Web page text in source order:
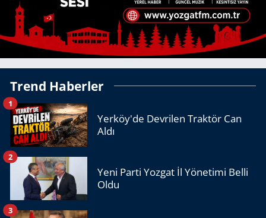
Trend Haberler
Yerköy'de Devrilen Traktör Can
Aldı
1
Yeni Parti Yozgat İl Yönetimi Belli
Oldu
2
3